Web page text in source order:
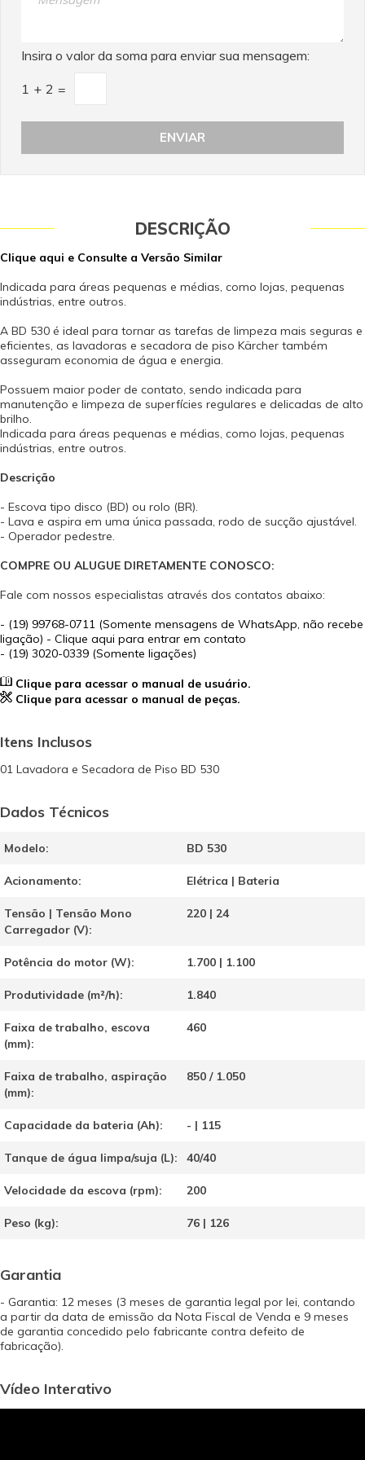
Insira o valor da soma para enviar sua mensagem:
1 + 2 =
DESCRIÇÃO
Clique aqui e Consulte a Versão Similar
Indicada para áreas pequenas e médias, como lojas, pequenas
indústrias, entre outros.
A BD 530 é ideal para tornar as tarefas de limpeza mais seguras e
eficientes, as lavadoras e secadora de piso Kärcher também
asseguram economia de água e energia.
Possuem maior poder de contato, sendo indicada para
manutenção e limpeza de superfícies regulares e delicadas de alto
brilho.
Indicada para áreas pequenas e médias, como lojas, pequenas
indústrias, entre outros.
Descrição
- Escova tipo disco (BD) ou rolo (BR).
- Lava e aspira em uma única passada, rodo de sucção ajustável.
- Operador pedestre.
COMPRE OU ALUGUE DIRETAMENTE CONOSCO:
Fale com nossos especialistas através dos contatos abaixo:
- (19) 99768-0711 (Somente mensagens de WhatsApp, não recebe
ligação) - Clique aqui para entrar em contato
- (19) 3020-0339 (Somente ligações)
Clique para acessar o manual de usuário.
Clique para acessar o manual de peças.
Itens Inclusos
01 Lavadora e Secadora de Piso BD 530
Dados Técnicos
Modelo: BD 530
Acionamento: Elétrica | Bateria
Tensão | Tensão Mono
Carregador (V):
220 | 24
Potência do motor (W): 1.700 | 1.100
Produtividade (m²/h): 1.840
Faixa de trabalho, escova
(mm):
460
Faixa de trabalho, aspiração
(mm):
850 / 1.050
Capacidade da bateria (Ah): - | 115
Tanque de água limpa/suja (L): 40/40
Velocidade da escova (rpm): 200
Peso (kg): 76 | 126
Garantia
- Garantia: 12 meses (3 meses de garantia legal por lei, contando
a partir da data de emissão da Nota Fiscal de Venda e 9 meses
de garantia concedido pelo fabricante contra defeito de
fabricação).
Vídeo Interativo